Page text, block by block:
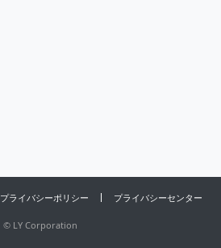
プライバシーポリシー プライバシーセンター
© LY Corporation